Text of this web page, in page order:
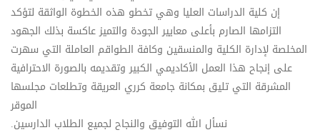
​إن كلية الدراسات العليا وهي تخطو هذه الخطوة الواثقة لتؤكد
التزامها الصارم بأعلى معايير الجودة والتميز عاكسة بذلك الجهود
المخلصة لإدارة الكلية والمنسقين وكافة الطواقم العاملة التي سهرت
على إنجاح هذا العمل الأكاديمي الكبير وتقديمه بالصورة الاحترافية
المشرقة التي تليق بمكانة جامعة كرري العريقة وتطلعات مجلسها
الموقر
​نسأل الله التوفيق والنجاح لجميع الطلاب الدارسين.